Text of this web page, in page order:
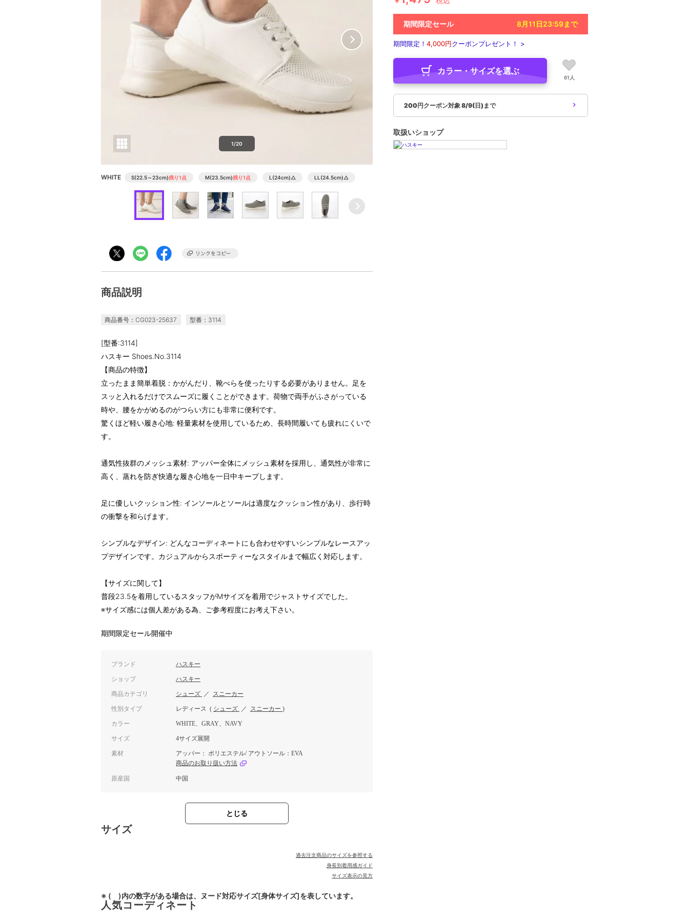
1/20
WHITE S(22.5～23cm)残り1点 M(23.5cm)残り1点 L(24cm)△ LL(24.5cm)△
商品説明
商品番号：CG023-25637 型番：3114
[型番:3114]
ハスキー Shoes.No.3114
【商品の特徴】
立ったまま簡単着脱：かがんだり、靴べらを使ったりする必要がありません。足を
スッと入れるだけでスムーズに履くことができます。荷物で両手がふさがっている
時や、腰をかがめるのがつらい方にも非常に便利です。
驚くほど軽い履き心地: 軽量素材を使用しているため、長時間履いても疲れにくいで
す。
通気性抜群のメッシュ素材: アッパー全体にメッシュ素材を採用し、通気性が非常に
高く、蒸れを防ぎ快適な履き心地を一日中キープします。
足に優しいクッション性: インソールとソールは適度なクッション性があり、歩行時
の衝撃を和らげます。
シンプルなデザイン: どんなコーディネートにも合わせやすいシンプルなレースアッ
プデザインです。カジュアルからスポーティーなスタイルまで幅広く対応します。
【サイズに関して】
普段23.5を着用しているスタッフがMサイズを着用でジャストサイズでした。
※サイズ感には個人差がある為、ご参考程度にお考え下さい。
期間限定セール開催中
ブランド ハスキー
ショップ ハスキー
商品カテゴリ シューズ ／ スニーカー
性別タイプ レディース ( シューズ ／ スニーカー )
カラー WHITE、GRAY、NAVY
サイズ 4サイズ展開
素材
アッパー： ポリエステル/ アウトソール：EVA
商品のお取り扱い方法
原産国 中国
とじる
サイズ
過去注文商品のサイズを参照する
身長別着用感ガイド
サイズ表示の見方
※ ( )内の数字がある場合は、ヌード対応サイズ[身体サイズ]を表しています。
人気コーディネート
期間限定セール 8月11日23:59まで
期間限定！ 4,000円クーポンプレゼント！ >
カラー・サイズを選ぶ
61人
200円クーポン対象 8/9(日)まで
取扱いショップ